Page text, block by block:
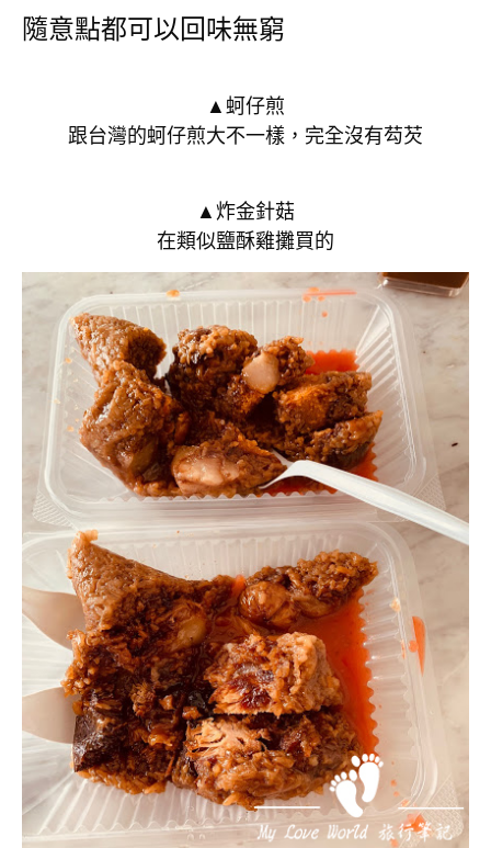
隨意點都可以回味無窮
▲蚵仔煎
跟台灣的蚵仔煎大不一樣，完全沒有芶芡
▲炸金針菇
在類似鹽酥雞攤買的